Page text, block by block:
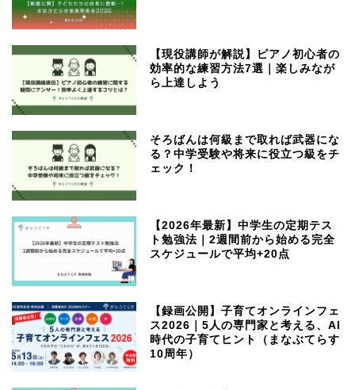
【現役講師が解説】ピアノ初心者の
効率的な練習方法7選｜楽しみなが
ら上達しよう
そろばんは何級まで取れば武器にな
る？中学受験や将来に役立つ級をチ
ェック！
【2026年最新】中学生の定期テス
ト勉強法｜2週間前から始める完全
スケジュールで平均+20点
【録画公開】子育てオンラインフェ
ス2026｜5人の専門家と考える、AI
時代の子育てヒント（まなぶてらす
10周年）